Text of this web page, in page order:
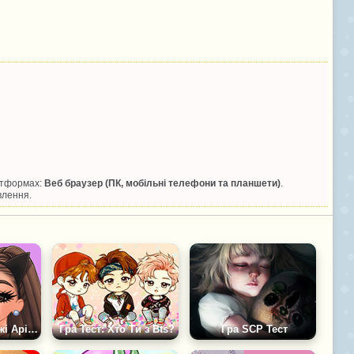
Веб браузер (ПК, мобільні телефони та планшети)
Тест: Твій Емоджі Аріани Гранде Гра Тест: Хто Ти з Bts? Гра SCP Тест